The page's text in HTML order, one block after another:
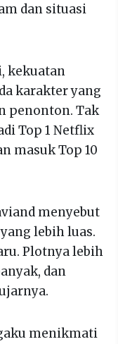
dan situasi
kekuatan
karakter yang
penonton. Tak
Top 1 Netflix
masuk Top 10
menyebut
lebih luas.
Plotnya lebih
dan
menikmati